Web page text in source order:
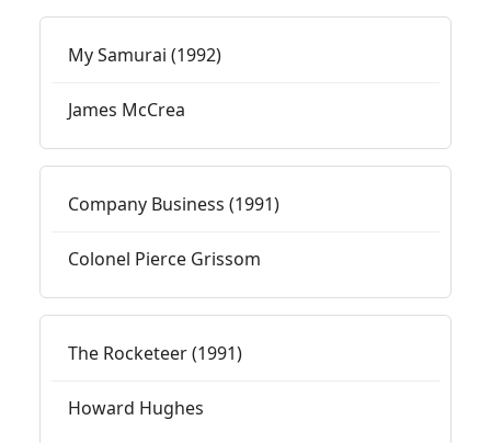
My Samurai (1992)
James McCrea
Company Business (1991)
Colonel Pierce Grissom
The Rocketeer (1991)
Howard Hughes